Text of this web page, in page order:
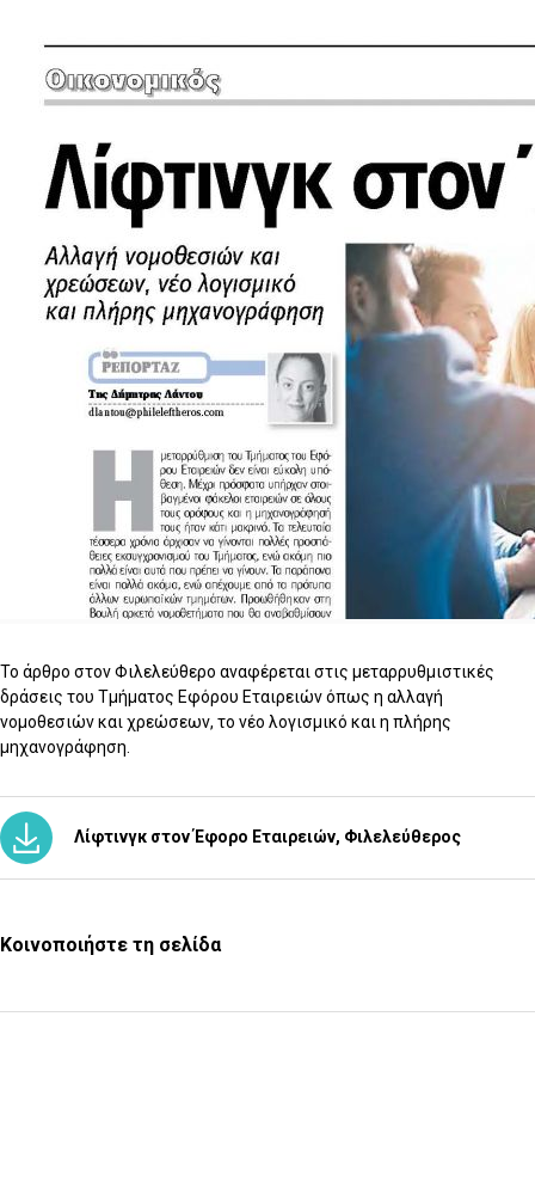
Το άρθρο στον Φιλελεύθερο αναφέρεται στις μεταρρυθμιστικές
δράσεις του Τμήματος Εφόρου Εταιρειών όπως η αλλαγή
νομοθεσιών και χρεώσεων, το νέο λογισμικό και η πλήρης
μηχανογράφηση.
Λίφτινγκ στον Έφορο Εταιρειών, Φιλελεύθερος
Κοινοποιήστε τη σελίδα